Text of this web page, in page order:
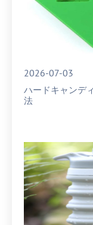
2026-07-03
ハードキャンデ
法